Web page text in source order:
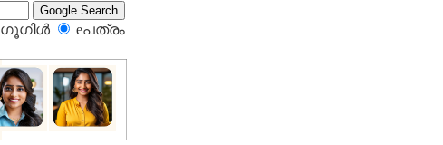
ഗൂഗിള്‍ eപത്രം‍